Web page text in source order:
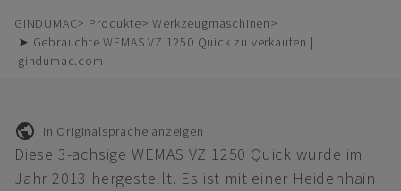
GINDUMAC Produkte
Werkzeugmaschinen
➤ Gebrauchte WEMAS VZ 1250 Quick zu verkaufen |
gindumac.com
In Originalsprache anzeigen
Diese 3-achsige WEMAS VZ 1250 Quick wurde im
Jahr 2013 hergestellt. Es ist mit einer Heidenhain